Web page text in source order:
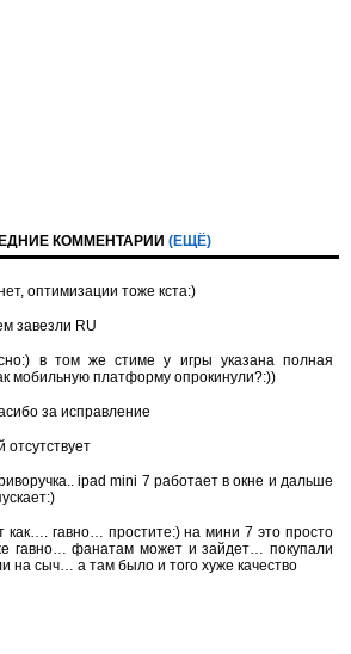
КОММЕНТАРИИ (ЕЩЁ)
оптимизации тоже кста:)
завезли RU
в том же стиме у игры указана полная
мобильную платформу опрокинули?:))
за исправление
отсутствует
ipad mini 7 работает в окне и дальше
гавно… простите:) на мини 7 это просто
гавно… фанатам может и зайдет… покупали
на сыч… а там было и того хуже качество